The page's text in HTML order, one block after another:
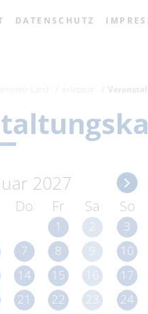
DATENSCHUTZ
2027
Do Fr Sa So
1 2
3
7 8 9
10
14 15 16
17
21 22 23
24